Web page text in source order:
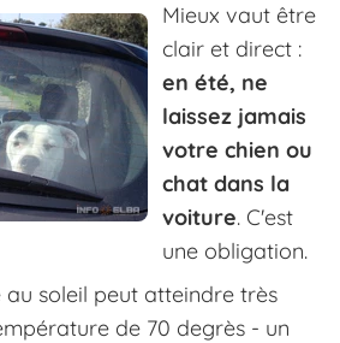
Mieux vaut être
clair et direct :
en été, ne
laissez jamais
votre chien ou
chat dans la
voiture. C'est
une obligation.
soleil peut atteindre très
de 70 degrès - un